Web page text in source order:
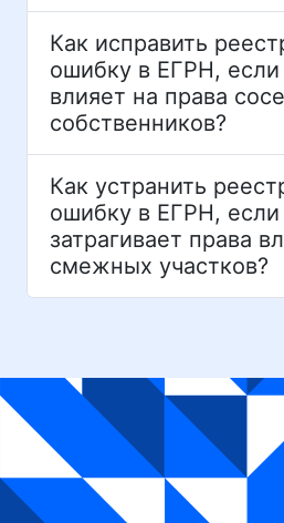
Как исправить
ошибку в ЕГРН, если
влияет на права
собственников?
Как устранить
ошибку в ЕГРН, если
затрагивает права
смежных участков?